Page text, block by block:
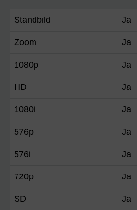
Standbild Ja
Zoom Ja
1080p Ja
HD Ja
1080i Ja
576p Ja
576i Ja
720p Ja
SD Ja